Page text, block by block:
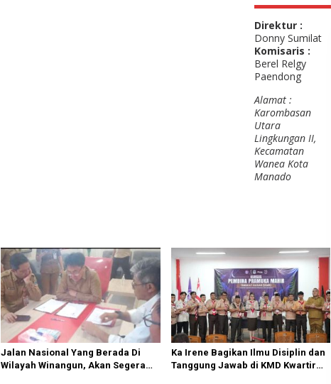
Direktur :
Donny Sumilat
Komisaris :
Berel Relgy
Paendong
Alamat :
Karombasan
Utara
Lingkungan II,
Kecamatan
Wanea Kota
Manado
Jalan Nasional Yang Berada Di
Wilayah Winangun, Akan Segera
Ka Irene Bagikan Ilmu Disiplin dan
Tanggung Jawab di KMD Kwartir